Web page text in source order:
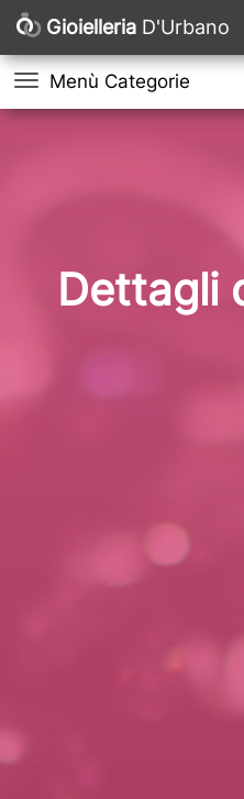
Gioielleria D'Urbano
Menù Categorie
Dettagli